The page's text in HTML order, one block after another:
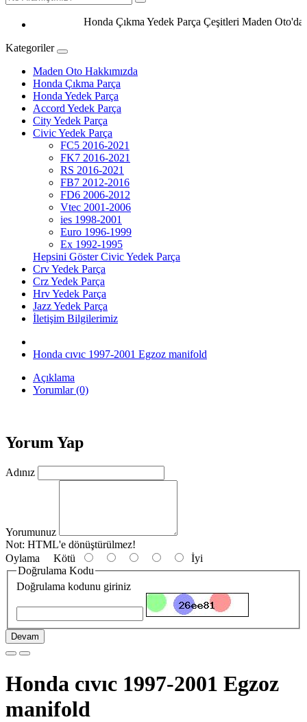
Honda Çıkma Yedek Parça Çeşitleri Maden Oto'da
Kategoriler
Maden Oto Hakkımızda
Honda Çıkma Parça
Honda Yedek Parça
Accord Yedek Parça
City Yedek Parça
Civic Yedek Parça
FC5 2016-2021
FK7 2016-2021
RS 2016-2021
FB7 2012-2016
FD6 2006-2012
Vtec 2001-2006
ies 1998-2001
Euro 1996-1999
Ex 1992-1995
Hepsini Göster Civic Yedek Parça
Crv Yedek Parça
Crz Yedek Parça
Hrv Yedek Parça
Jazz Yedek Parça
İletişim Bilgilerimiz
Honda cıvıc 1997-2001 Egzoz manifold
Açıklama
Yorumlar (0)
Yorum Yap
Adınız
Yorumunuz
Not: HTML'e dönüştürülmez!
Oylama Kötü
İyi
Doğrulama Kodu
Doğrulama kodunu giriniz
Devam
Honda cıvıc 1997-2001 Egzoz
manifold